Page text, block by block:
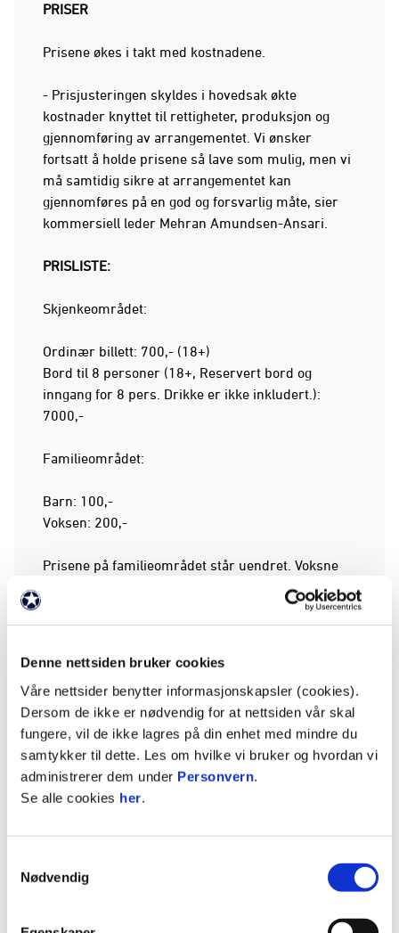
Denne nettsiden bruker cookies
Våre nettsider benytter informasjonskapsler (cookies).
Dersom de ikke er nødvendig for at nettsiden vår skal
fungere, vil de ikke lagres på din enhet med mindre du
samtykker til dette. Les om hvilke vi bruker og hvordan vi
administrerer dem under Personvern.
Se alle cookies her.
Nødvendig
PRISER
Prisene økes i takt med kostnadene.
- Prisjusteringen skyldes i hovedsak økte
kostnader knyttet til rettigheter, produksjon og
gjennomføring av arrangementet. Vi ønsker
fortsatt å holde prisene så lave som mulig, men vi
må samtidig sikre at arrangementet kan
gjennomføres på en god og forsvarlig måte, sier
kommersiell leder Mehran Amundsen-Ansari.
PRISLISTE:
Skjenkeområdet:
Ordinær billett: 700,- (18+)
Bord til 8 personer (18+, Reservert bord og
inngang for 8 pers. Drikke er ikke inkludert.):
7000,-
Familieområdet:
Barn: 100,-
Voksen: 200,-
Prisene på familieområdet står uendret. Voksne
skjenkeområdet. Dette vil reguleres strengt.
- Det blir satt opp tre gigantiske skjermer. En
ekstra!
- Det er 700 tilgjengelige sitteplasser på
familieområdet. Det er førstemann til mølla som
gjelder. Det er 𝗜𝗞𝗞𝗘 tillatt med egne stoler. Det er
øverst på området. Disse kan benyttes etter